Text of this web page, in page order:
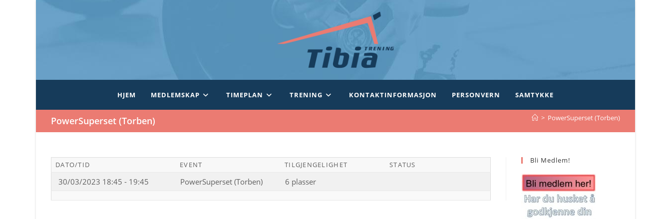
HJEM MEDLEMSKAP TIMEPLAN TRENING KONTAKTINFORMASJON PERSONVERN SAMTYKKE
PowerSuperset (Torben) > PowerSuperset (Torben)
DATO/TID EVENT TILGJENGELIGHET STATUS
30/03/2023 18:45 - 19:45 PowerSuperset (Torben) 6 plasser
Bli Medlem!